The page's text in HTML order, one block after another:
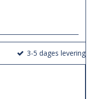
3-5 dages levering